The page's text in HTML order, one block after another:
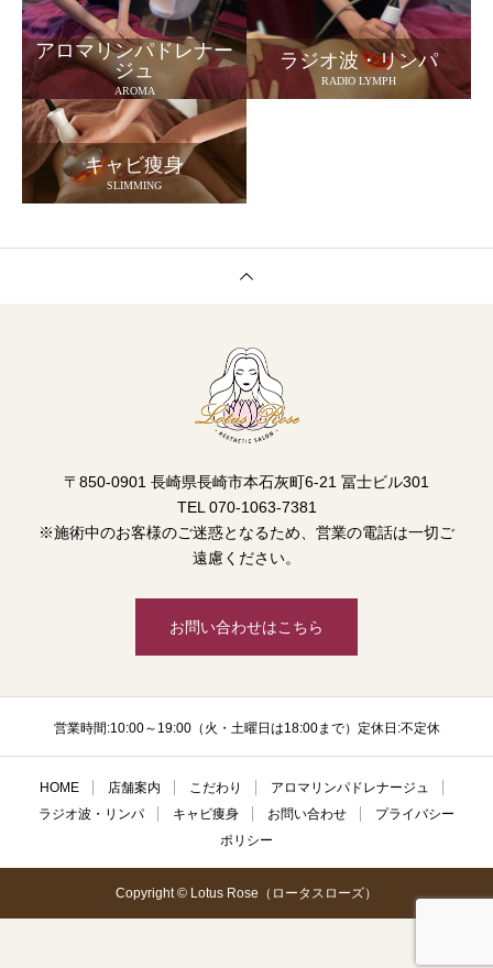
アロマリンパドレナー
ジュ
AROMA
ラジオ波・リンパ
RADIO LYMPH
キャビ痩身
SLIMMING
〒850-0901 長崎県長崎市本石灰町6-21 冨士ビル301
TEL 070-1063-7381
※施術中のお客様のご迷惑となるため、営業の電話は一切ご
遠慮ください。
お問い合わせはこちら
営業時間:10:00～19:00（火・土曜日は18:00まで）定休日:不定休
HOME 店舗案内 こだわり
アロマリンパドレナージュ
ラジオ波・リンパ
キャビ痩身 お問い合わせ
プライバシー
ポリシー
Copyright © Lotus Rose（ロータスローズ）